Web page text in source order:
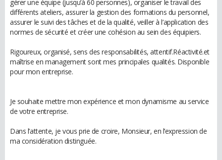
gérer une équipe (jusqu’à 60 personnes), organiser le travail des
différents ateliers, assurer la gestion des formations du personnel,
assurer le suivi des tâches et de la qualité, veiller à l’application des
normes de sécurité et créer une cohésion au sein des équipiers.
Rigoureux, organisé, sens des responsabilités, attentif.Réactivité.et
maîtrise en management sont mes principales qualités. Disponible
pour mon entreprise.
Je souhaite mettre mon expérience et mon dynamisme au service
de votre entreprise.
Dans l’attente, je vous prie de croire, Monsieur, en l’expression de
ma considération distinguée.